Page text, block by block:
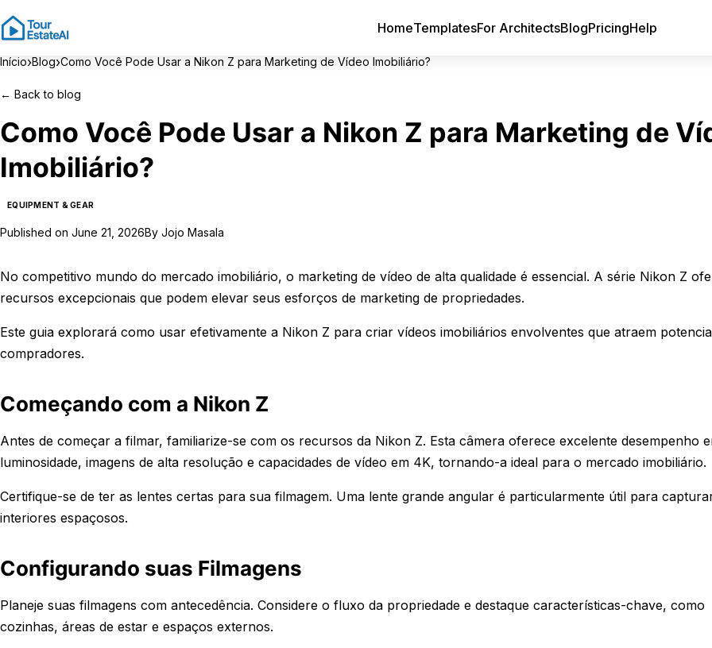
HomeTemplatesFor ArchitectsBlogPricingHelp
Início›Blog›Como Você Pode Usar a Nikon Z para Marketing de Vídeo Imobiliário?
← Back to blog
Como Você Pode Usar a Nikon Z para Marketing de
Imobiliário?
EQUIPMENT & GEAR
Published on June 21, 2026By Jojo Masala
No competitivo mundo do mercado imobiliário, o marketing de vídeo de alta qualidade é essencial. A série Nikon Z
recursos excepcionais que podem elevar seus esforços de marketing de propriedades.
Este guia explorará como usar efetivamente a Nikon Z para criar vídeos imobiliários envolventes que atraem
compradores.
Começando com a Nikon Z
Antes de começar a filmar, familiarize-se com os recursos da Nikon Z. Esta câmera oferece excelente desempenho
luminosidade, imagens de alta resolução e capacidades de vídeo em 4K, tornando-a ideal para o mercado imobiliário.
Certifique-se de ter as lentes certas para sua filmagem. Uma lente grande angular é particularmente útil para
interiores espaçosos.
Configurando suas Filmagens
Planeje suas filmagens com antecedência. Considere o fluxo da propriedade e destaque características-chave, como
cozinhas, áreas de estar e espaços externos.